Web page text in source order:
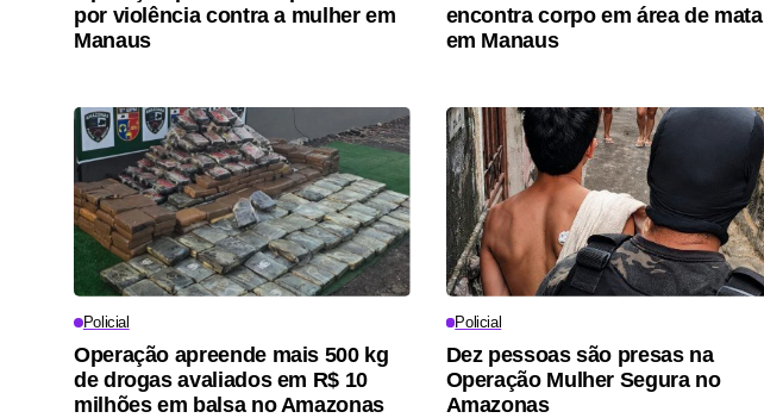
por violência contra a mulher em
Manaus
encontra corpo em área de mata
em Manaus
Policial
Operação apreende mais 500 kg
de drogas avaliados em R$ 10
milhões em balsa no Amazonas
Policial
Dez pessoas são presas na
Operação Mulher Segura no
Amazonas